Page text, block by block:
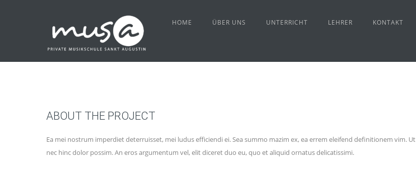
HOME ÜBER UNS UNTERRICHT LEHRER KONTAKT
ABOUT THE PROJECT
Ea mei nostrum imperdiet deterruisset, mei ludus efficiendi ei. Sea summo mazim ex, ea errem eleifend definitionem vim. Ut
nec hinc dolor possim. An eros argumentum vel, elit diceret duo eu, quo et aliquid ornatus delicatissimi.